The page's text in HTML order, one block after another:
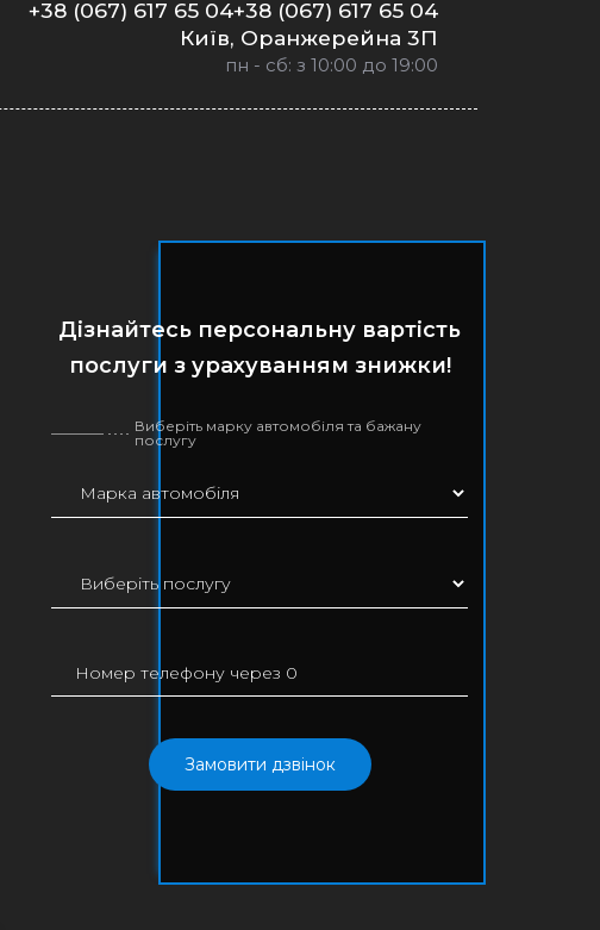
+38 (067) 617 65 04+38 (067) 617 65 04
Київ, Оранжерейна 3П
пн - сб: з 10:00 до 19:00
Дізнайтесь персональну вартість
послуги з урахуванням знижки!
Виберіть марку автомобіля та бажану
послугу
Замовити дзвінок